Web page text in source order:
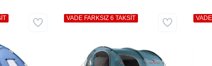
VADE FARKSIZ 6 TAKSİT